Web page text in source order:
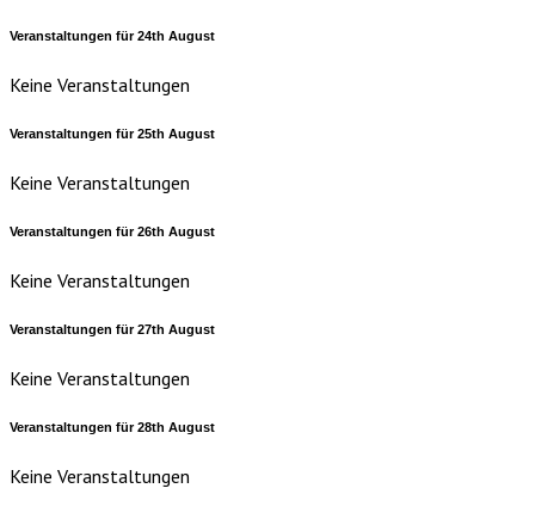
Veranstaltungen für24th August
Keine Veranstaltungen
Veranstaltungen für25th August
Keine Veranstaltungen
Veranstaltungen für26th August
Keine Veranstaltungen
Veranstaltungen für27th August
Keine Veranstaltungen
Veranstaltungen für28th August
Keine Veranstaltungen